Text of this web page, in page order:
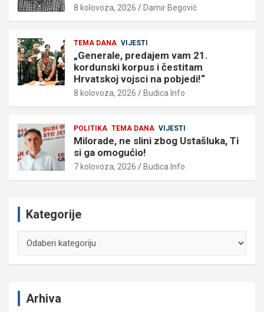
8 kolovoza, 2026 Damir Begović
TEMA DANA VIJESTI
„Generale, predajem vam 21.
kordunski korpus i čestitam
Hrvatskoj vojsci na pobjedi!“
8 kolovoza, 2026 Budica Info
POLITIKA TEMA DANA VIJESTI
Milorade, ne slini zbog Ustašluka, Ti
si ga omogućio!
7 kolovoza, 2026 Budica Info
Kategorije
Arhiva